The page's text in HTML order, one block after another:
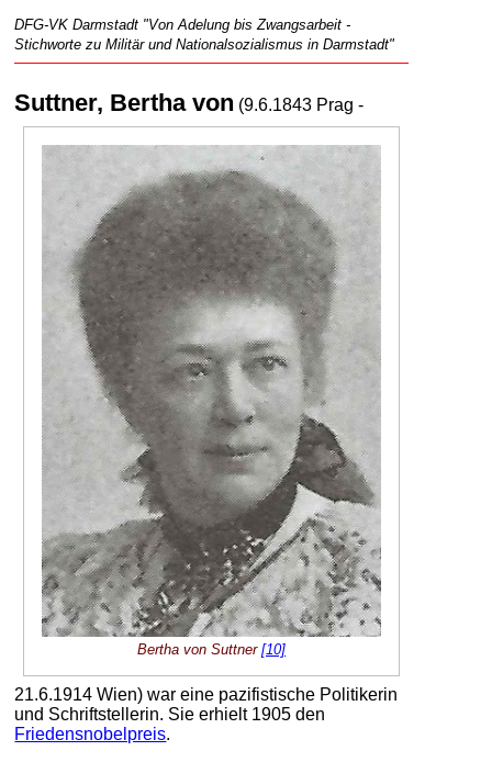
DFG-VK Darmstadt "Von Adelung bis Zwangsarbeit -
Stichworte zu Militär und Nationalsozialismus in Darmstadt"
Suttner, Bertha von
Bertha von Suttner[10]
(9.6.1843 Prag -
21.6.1914 Wien) war eine pazifistische Politikerin
und Schriftstellerin. Sie erhielt 1905 den
Friedensnobelpreis.